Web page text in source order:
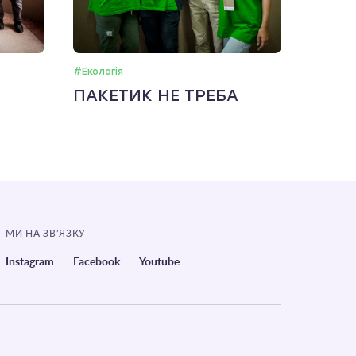
#Екологія
ПАКЕТИК НЕ ТРЕБА
МИ НА ЗВ’ЯЗКУ
Instagram Facebook Youtube